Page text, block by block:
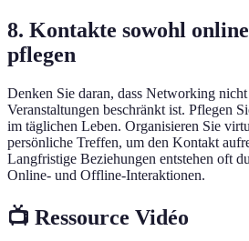
8. Kontakte sowohl
pflegen
Denken Sie daran, dass Networking
Veranstaltungen beschränkt ist. Pflegen
im täglichen Leben. Organisieren Sie
persönliche Treffen, um den Kontakt
Langfristige Beziehungen entstehen oft
Online- und Offline-Interaktionen.
📺 Ressource Vidéo